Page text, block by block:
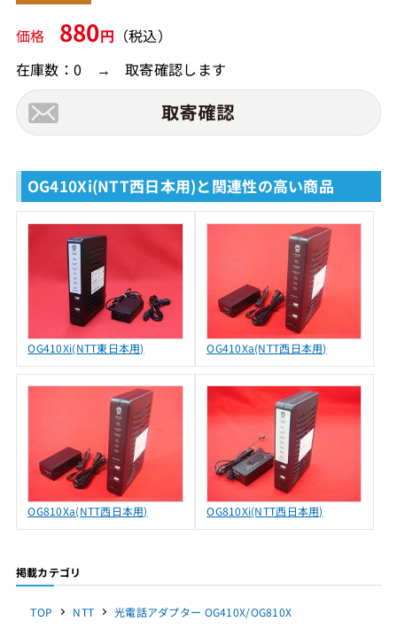
価格 880円 （税込）
在庫数：0 → 取寄確認します
OG410Xi(NTT西日本用)と関連性の高い商品
OG410Xi(NTT東日本用) OG410Xa(NTT西日本用)
OG810Xa(NTT西日本用) OG810Xi(NTT西日本用)
掲載カテゴリ
TOP NTT
光電話アダプター OG410X/OG810X